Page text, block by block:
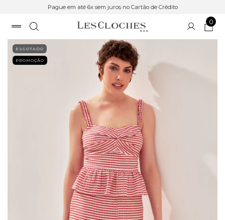
Pague em até 6x sem juros no Cartão de Crédito
0
ESGOTADO
PROMOÇÃO